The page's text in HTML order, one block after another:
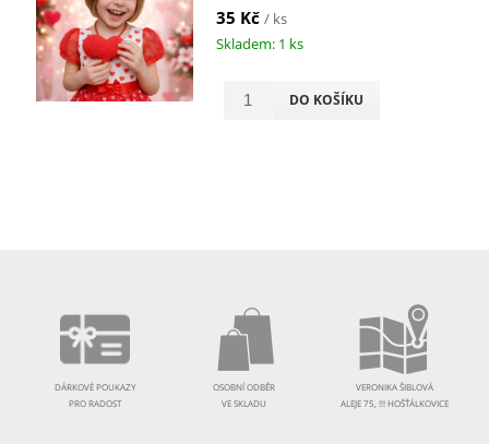
35 Kč / ks
Skladem: 1 ks
DO KOŠÍKU
DÁRKOVÉ POUKAZY
PRO RADOST
OSOBNÍ ODBĚR
VE SKLADU
VERONIKA ŠIBLOVÁ
ALEJE 75, !!! HOŠŤÁLKOVICE